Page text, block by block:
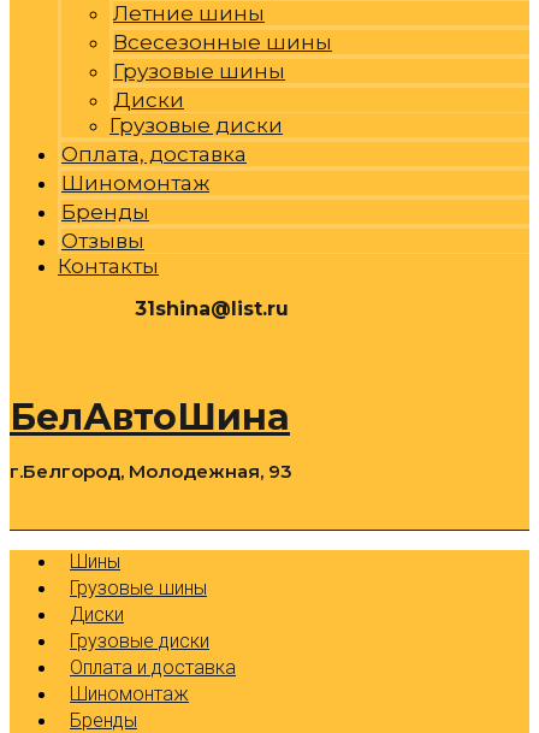
Летние шины
Всесезонные шины
Грузовые шины
Диски
Грузовые диски
Оплата, доставка
Шиномонтаж
Бренды
Отзывы
Контакты
31shina@list.ru
БелАвтоШина
г.Белгород, Молодежная, 93
Шины
Грузовые шины
Диски
Грузовые диски
Оплата и доставка
Шиномонтаж
Бренды